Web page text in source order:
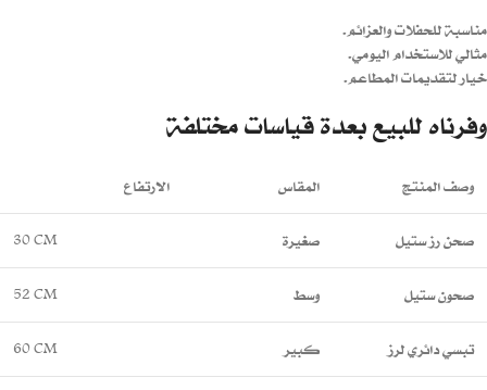
مناسبة للحفلات والعزائم.
مثالي للاستخدام اليومي.
خيار لتقديمات المطاعم.
وفرناه للبيع بعدة قياسات مختلفة
وصف المنتج المقاس الارتفاع
صحن رز ستيل صغيرة 30 CM
صحون ستيل وسط 52 CM
تبسي دائري لرز كبير 60 CM